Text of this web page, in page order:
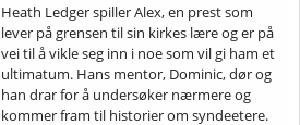
Heath Ledger spiller Alex, en prest som
lever på grensen til sin kirkes lære og er på
vei til å vikle seg inn i noe som vil gi ham et
ultimatum. Hans mentor, Dominic, dør og
han drar for å undersøker nærmere og
kommer fram til historier om syndeetere.